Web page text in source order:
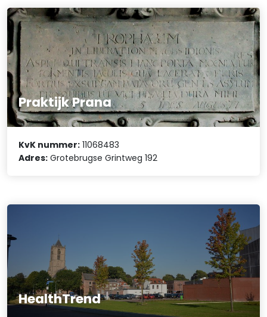
Praktijk Prana
KvK nummer: 11068483
Adres: Grotebrugse Grintweg 192
HealthTrend